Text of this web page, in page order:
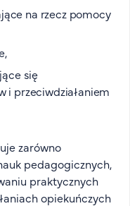
na rzecz pomocy
się
i przeciwdziałaniem
zarówno
pedagogicznych,
praktycznych
opiekuńczych